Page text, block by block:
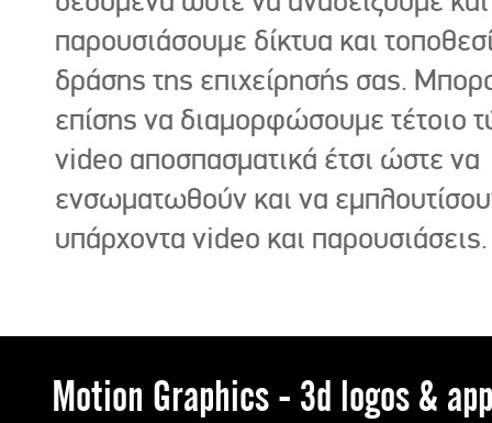
παρουσιάσουμε δίκτυα και
δράσης της επιχείρησής σας.
επίσης να διαμορφώσουμε τέτοιο
video αποσπασματικά έτσι ώστε να
ενσωματωθούν και να
υπάρχοντα video και παρουσιάσεις.
Motion Graphics - 3d logos &